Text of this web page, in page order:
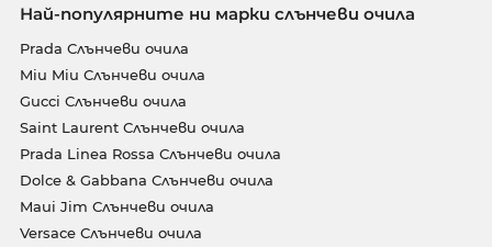
Най-популярните ни марки слънчеви очила
Prada Слънчеви очила
Miu Miu Слънчеви очила
Gucci Слънчеви очила
Saint Laurent Слънчеви очила
Prada Linea Rossa Слънчеви очила
Dolce & Gabbana Слънчеви очила
Maui Jim Слънчеви очила
Versace Слънчеви очила